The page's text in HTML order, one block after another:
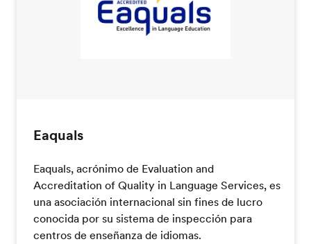
Eaquals
Eaquals, acrónimo de Evaluation and
Accreditation of Quality in Language Services, es
una asociación internacional sin fines de lucro
conocida por su sistema de inspección para
centros de enseñanza de idiomas.